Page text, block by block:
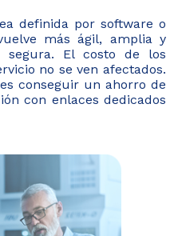
definida por software o
más ágil, amplia y
segura. El costo de los
no se ven afectados.
conseguir un ahorro de
con enlaces dedicados